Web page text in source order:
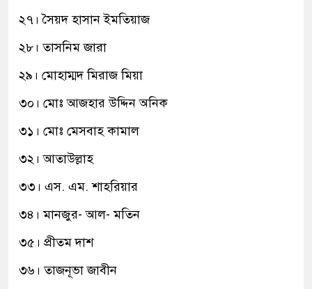
২৭। সৈয়দ হাসান ইমতিয়াজ
২৮। তাসনিম জারা
২৯। মোহাম্মদ মিরাজ মিয়া
৩০। মোঃ আজহার উদ্দিন অনিক
৩১। মোঃ মেসবাহ কামাল
৩২। আতাউল্লাহ
৩৩। এস. এম. শাহরিয়ার
৩৪। মানজুর- আল- মতিন
৩৫। প্রীতম দাশ
৩৬। তাজনূভা জাবীন